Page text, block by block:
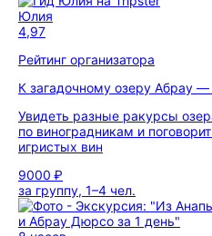
Юлия
4,97
Рейтинг организатора
К загадочному озеру Абрау
Увидеть разные ракурсы
по виноградникам и
игристых вин
9000 ₽
за группу, 1–4 чел.